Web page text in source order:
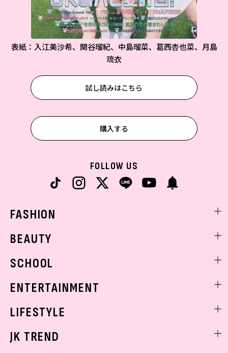
表紙：入江美沙希、関谷瑠紀、中島瑠菜、葛西杏也菜、月島
琉衣
試し読みはこちら
購入する
FOLLOW US
FASHION
着回し
BEAUTY
ベストコスメ
ボディケア
SCHOOL
学校ヘアメイク
ENTERTAINMENT
K-POP
LIFESTYLE
JK TREND